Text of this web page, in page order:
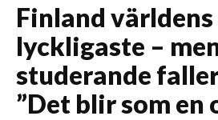
Finland världens
lyckligaste –
studerande
”Det blir som en